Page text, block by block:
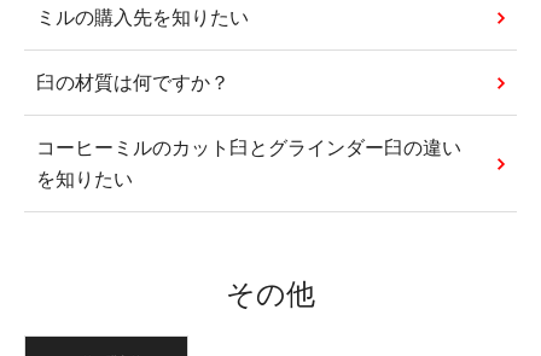
ミルの購入先を知りたい
臼の材質は何ですか？
コーヒーミルのカット臼とグラインダー臼の違い
を知りたい
その他